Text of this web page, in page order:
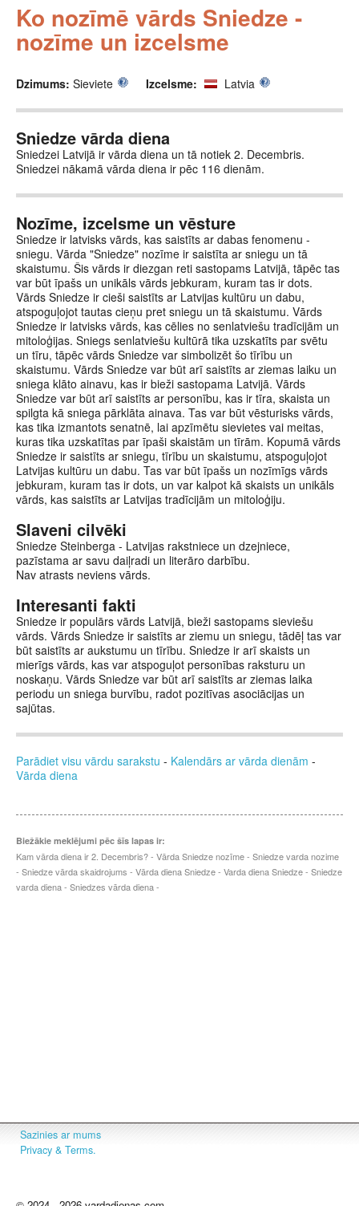
Ko nozīmē vārds Sniedze -
nozīme un izcelsme
Dzimums: Sieviete Izcelsme: Latvia
Sniedze vārda diena
Sniedzei Latvijā ir vārda diena un tā notiek 2. Decembris.
Sniedzei nākamā vārda diena ir pēc 116 dienām.
Nozīme, izcelsme un vēsture
Sniedze ir latvisks vārds, kas saistīts ar dabas fenomenu -
sniegu. Vārda "Sniedze" nozīme ir saistīta ar sniegu un tā
skaistumu. Šis vārds ir diezgan reti sastopams Latvijā, tāpēc tas
var būt īpašs un unikāls vārds jebkuram, kuram tas ir dots.
Vārds Sniedze ir cieši saistīts ar Latvijas kultūru un dabu,
atspoguļojot tautas cieņu pret sniegu un tā skaistumu. Vārds
Sniedze ir latvisks vārds, kas cēlies no senlatviešu tradīcijām un
mitoloģijas. Sniegs senlatviešu kultūrā tika uzskatīts par svētu
un tīru, tāpēc vārds Sniedze var simbolizēt šo tīrību un
skaistumu. Vārds Sniedze var būt arī saistīts ar ziemas laiku un
sniega klāto ainavu, kas ir bieži sastopama Latvijā. Vārds
Sniedze var būt arī saistīts ar personību, kas ir tīra, skaista un
spilgta kā sniega pārklāta ainava. Tas var būt vēsturisks vārds,
kas tika izmantots senatnē, lai apzīmētu sievietes vai meitas,
kuras tika uzskatītas par īpaši skaistām un tīrām. Kopumā vārds
Sniedze ir saistīts ar sniegu, tīrību un skaistumu, atspoguļojot
Latvijas kultūru un dabu. Tas var būt īpašs un nozīmīgs vārds
jebkuram, kuram tas ir dots, un var kalpot kā skaists un unikāls
vārds, kas saistīts ar Latvijas tradīcijām un mitoloģiju.
Slaveni cilvēki
Sniedze Steinberga - Latvijas rakstniece un dzejniece,
pazīstama ar savu daiļradi un literāro darbību.
Nav atrasts neviens vārds.
Interesanti fakti
Sniedze ir populārs vārds Latvijā, bieži sastopams sieviešu
vārds. Vārds Sniedze ir saistīts ar ziemu un sniegu, tādēļ tas var
būt saistīts ar aukstumu un tīrību. Sniedze ir arī skaists un
mierīgs vārds, kas var atspoguļot personības raksturu un
noskaņu. Vārds Sniedze var būt arī saistīts ar ziemas laika
periodu un sniega burvību, radot pozitīvas asociācijas un
sajūtas.
Parādiet visu vārdu sarakstu - Kalendārs ar vārda dienām -
Vārda diena
Biežākie meklējumi pēc šīs lapas ir:
Kam vārda diena ir 2. Decembris? - Vārda Sniedze nozīme - Sniedze varda nozime
- Sniedze vārda skaidrojums - Vārda diena Sniedze - Varda diena Sniedze - Sniedze
varda diena - Sniedzes vārda diena -
Sazinies ar mums
Privacy & Terms.